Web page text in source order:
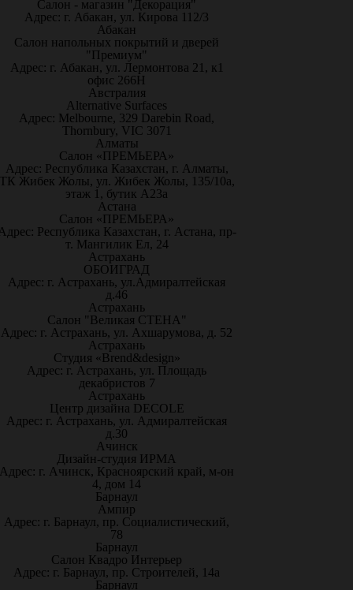
Салон - магазин "Декорация"
Адрес: г. Абакан, ул. Кирова 112/3
Абакан
Салон напольных покрытий и дверей
"Премиум"
Адрес: г. Абакан, ул. Лермонтова 21, к1
офис 266Н
Австралия
Alternative Surfaces
Адрес: Melbourne, 329 Darebin Road,
Thornbury, VIC 3071
Алматы
Салон «ПРЕМЬЕРА»
Адрес: Республика Казахстан, г. Алматы,
Жибек Жолы, ул. Жибек Жолы, 135/10а,
этаж 1, бутик А23а
Астана
Салон «ПРЕМЬЕРА»
Республика Казахстан, г. Астана, пр-
т. Мангилик Ел, 24
Астрахань
ОБОИГРАД
Адрес: г. Астрахань, ул.Адмиралтейская
д.46
Астрахань
Салон "Великая СТЕНА"
Адрес: г. Астрахань, ул. Ахшарумова, д. 52
Астрахань
Студия «Brend&design»
Адрес: г. Астрахань, ул. Площадь
декабристов 7
Астрахань
Центр дизайна DECOLE
Адрес: г. Астрахань, ул. Адмиралтейская
д.30
Ачинск
Дизайн-студия ИРМА
Адрес: г. Ачинск, Красноярский край, м-он
4, дом 14
Барнаул
Ампир
Адрес: г. Барнаул, пр. Социалистический,
78
Барнаул
Салон Квадро Интерьер
Адрес: г. Барнаул, пр. Строителей, 14а
Барнаул